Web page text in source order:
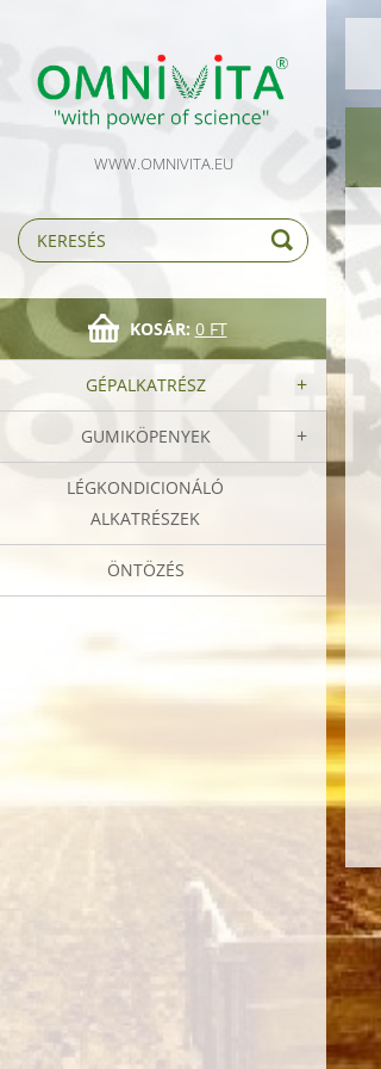
WWW.OMNIVITA.EU
KOSÁR: 0 FT
GÉPALKATRÉSZ
GUMIKÖPENYEK
LÉGKONDICIONÁLÓ
ALKATRÉSZEK
ÖNTÖZÉS